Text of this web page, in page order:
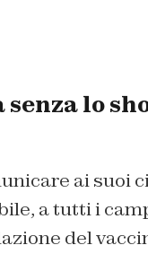
senza lo
ai suoi
a tutti i
del